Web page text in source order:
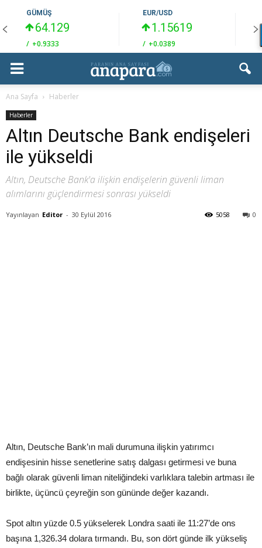
GÜMÜŞ
64.129
/ +0.9333
EUR/USD
1.15619
/ +0.0389 /
Ana Sayfa Haberler
Haberler
Altın Deutsche Bank endişeleri
ile yükseldi
Altın, Deutsche Bank'a ilişkin endişelerin güvenli liman
alımlarını güçlendirmesi sonrası yükseldi
Yayınlayan Editor - 30 Eylül 2016 0
5058
Altın, Deutsche Bank’ın mali durumuna ilişkin yatırımcı
endişesinin hisse senetlerine satış dalgası getirmesi ve buna
bağlı olarak güvenli liman niteliğindeki varlıklara talebin artması ile
birlikte, üçüncü çeyreğin son gününde değer kazandı.
Spot altın yüzde 0.5 yükselerek Londra saati ile 11:27’de ons
başına 1,326.34 dolara tırmandı. Bu, son dört günde ilk yükseliş